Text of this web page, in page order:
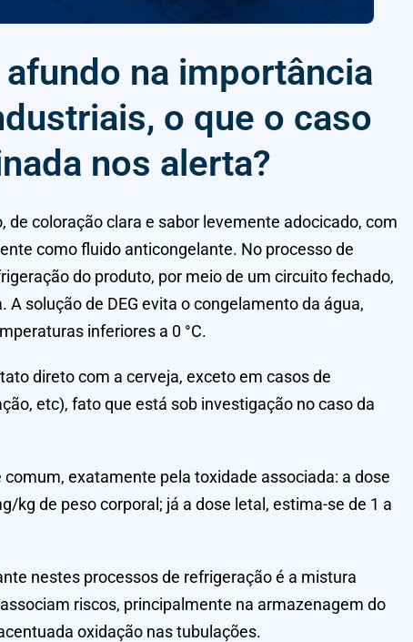
na importância
o que o caso
nos alerta?
de coloração clara e sabor levemente adocicado, com
como fluido anticongelante. No processo de
do produto, por meio de um circuito fechado,
solução de DEG evita o congelamento da água,
inferiores a 0 °C.
direto com a cerveja, exceto em casos de
etc), fato que está sob investigação no caso da
comum, exatamente pela toxidade associada: a dose
kg de peso corporal; já a dose letal, estima-se de 1 a
nestes processos de refrigeração é a mistura
riscos, principalmente na armazenagem do
oxidação nas tubulações.